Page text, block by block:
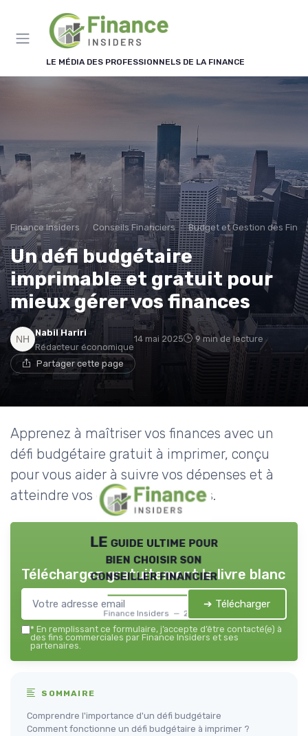
LE MÉDIA DES PROFESSIONNELS DE LA FINANCE
Finance Insiders Conseils Financiers Budget et Gestion des
Un défi budgétaire
imprimable et gratuit pour
mieux gérer vos finances
Nabil Hariri
Rédacteur économique
14 mai 2025 9 min de lecture
Partager cette page
Apprenez à maîtriser vos finances avec un
défi budgétaire gratuit à imprimer, conçu
pour vous aider à suivre vos dépenses et à
atteindre vos objectifs financiers.
LE guide ultime pour
bien choisir son
conseiller financier
Finance Insiders — 2026
Téléchargez gratuitement le livre blanc
➔ Télécharger
* En remplissant ce formulaire, j’accepte d’être contacté(e) à
des fins commerciales par Finance Insiders et ses
partenaires.
SOMMAIRE
Comprendre l'importance d'un défi budgétaire
Comment fonctionne un défi budgétaire à imprimer ?